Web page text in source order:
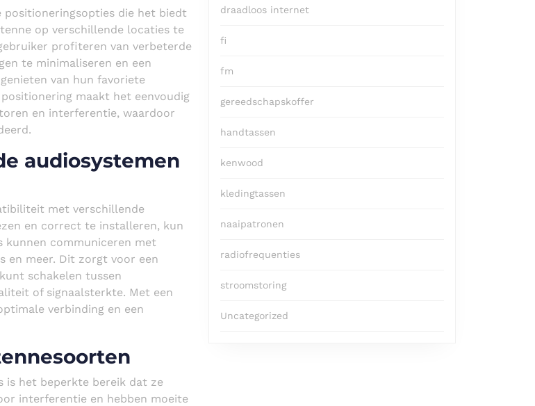
positioneringsopties die het biedt
op verschillende locaties te
profiteren van verbeterde
te minimaliseren en een
van hun favoriete
maakt het eenvoudig
en interferentie, waardoor
audiosystemen
met verschillende
en correct te installeren, kun
kunnen communiceren met
en meer. Dit zorgt voor een
schakelen tussen
of signaalsterkte. Met een
verbinding en een
is het beperkte bereik dat ze
interferentie en hebben moeite
draadloos internet
fi
fm
gereedschapskoffer
handtassen
kenwood
kledingtassen
naaipatronen
radiofrequenties
stroomstoring
Uncategorized